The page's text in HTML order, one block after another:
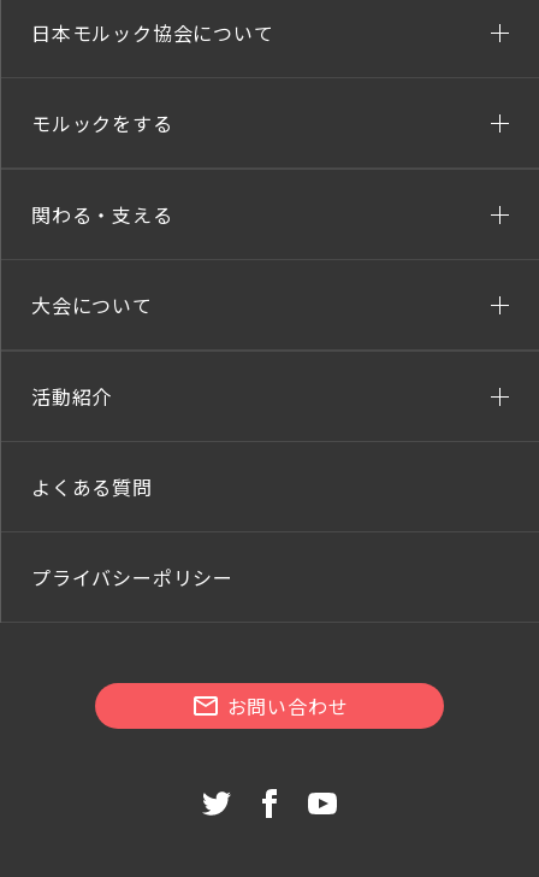
日本モルック協会について
モルックをする
関わる・支える
大会について
活動紹介
よくある質問
プライバシーポリシー
お問い合わせ